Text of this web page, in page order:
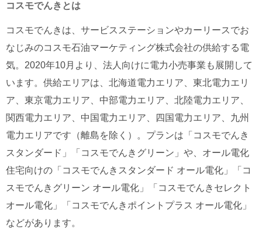
コスモでんき とは
コスモでんきは、サービスステーションやカーリースでお
なじみのコスモ石油マーケティング株式会社の供給する電
気。2020年10月より、法人向けに電力小売事業も展開して
います。供給エリアは、北海道電力エリア、東北電力エリ
ア、東京電力エリア、中部電力エリア、北陸電力エリア、
関西電力エリア、中国電力エリア、四国電力エリア、九州
電力エリアです（離島を除く）。プランは「コスモでんき
スタンダード」「コスモでんきグリーン」や、オール電化
住宅向けの「コスモでんきスタンダード オール電化」「コ
スモでんきグリーン オール電化」「コスモでんきセレクト
オール電化」「コスモでんきポイントプラス オール電化」
などがあります。